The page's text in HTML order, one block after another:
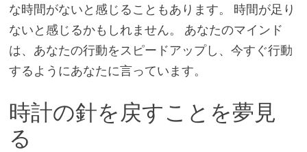
な時間がないと感じることもあります。 時間が足り
ないと感じるかもしれません。 あなたのマインド
は、あなたの行動をスピードアップし、今すぐ行動
するようにあなたに言っています。
時計の針を戻すことを夢見
る